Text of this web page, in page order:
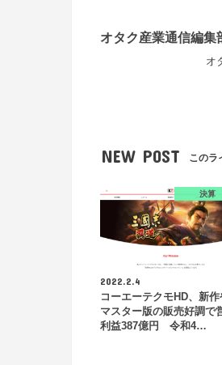
オタク産業通信編集
オ
NEW POST このラ
決算
2022.2.4
コーエーテクモHD、新作
マスター版の販売好調で
利益387億円 令和4…